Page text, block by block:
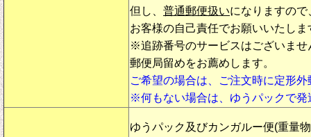
但し、 普通郵便扱いになりますの
お客様の自己責任でお願いいたしま
※追跡番号のサービスはございませ
郵便局留めをお薦めします。
ご希望の場合は、ご注文時に定形
※何もない場合は、ゆうパックで発
ゆうパック及びカンガルー便(重量